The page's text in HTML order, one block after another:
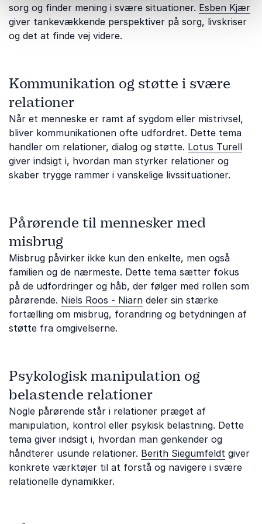
sorg og finder mening i svære situationer. Esben Kjær
giver tankevækkende perspektiver på sorg, livskriser
og det at finde vej videre.
Kommunikation og støtte i svære
relationer
Når et menneske er ramt af sygdom eller mistrivsel,
bliver kommunikationen ofte udfordret. Dette tema
handler om relationer, dialog og støtte. Lotus Turell
giver indsigt i, hvordan man styrker relationer og
skaber trygge rammer i vanskelige livssituationer.
Pårørende til mennesker med
misbrug
Misbrug påvirker ikke kun den enkelte, men også
familien og de nærmeste. Dette tema sætter fokus
på de udfordringer og håb, der følger med rollen som
pårørende. Niels Roos - Niarn deler sin stærke
fortælling om misbrug, forandring og betydningen af
støtte fra omgivelserne.
Psykologisk manipulation og
belastende relationer
Nogle pårørende står i relationer præget af
manipulation, kontrol eller psykisk belastning. Dette
tema giver indsigt i, hvordan man genkender og
håndterer usunde relationer. Berith Siegumfeldt giver
konkrete værktøjer til at forstå og navigere i svære
relationelle dynamikker.